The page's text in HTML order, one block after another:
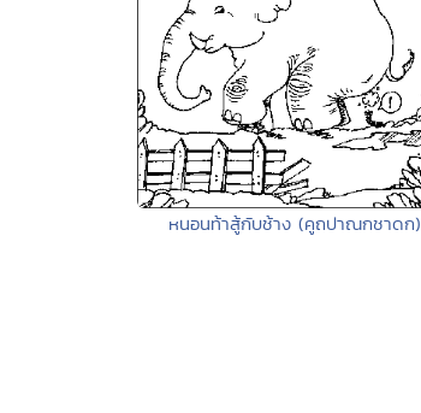
หนอนท้าสู้กับช้าง (คูถปาณกชาดก)